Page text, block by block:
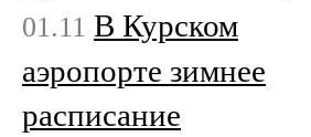
01.11 В Курском
аэропорте зимнее
расписание